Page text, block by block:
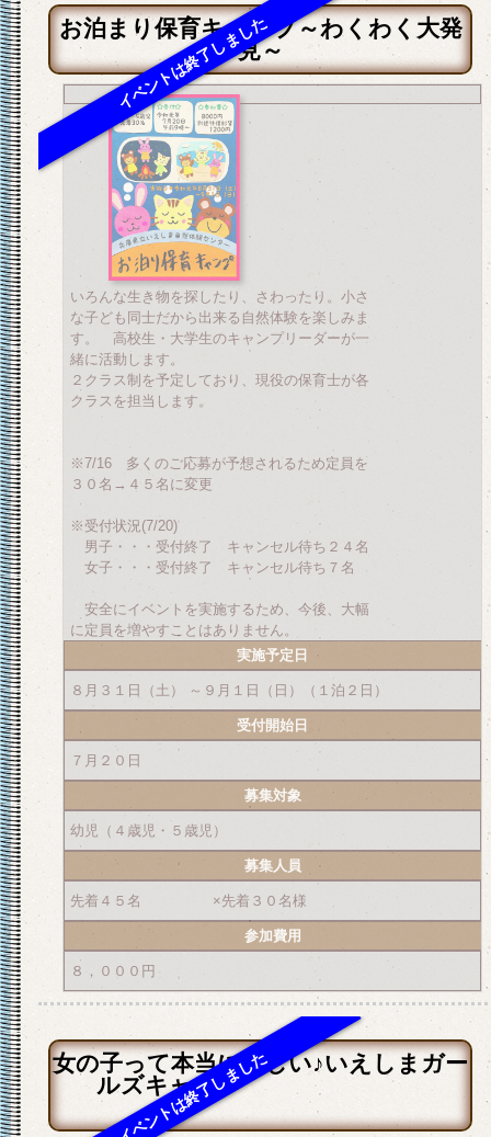
お泊まり保育キャンプ～わくわく大発
見～
いろんな生き物を探したり、さわったり。小さ
な子ども同士だから出来る自然体験を楽しみま
す。 高校生・大学生のキャンプリーダーが一
緒に活動します。
２クラス制を予定しており、現役の保育士が各
クラスを担当します。
※7/16 多くのご応募が予想されるため定員を
３０名→４５名に変更
※受付状況(7/20)
男子・・・受付終了 キャンセル待ち２４名
女子・・・受付終了 キャンセル待ち７名
安全にイベントを実施するため、今後、大幅
に定員を増やすことはありません。
実施予定日
８月３１日（土） ～９月１日（日）（１泊２日）
受付開始日
７月２０日
募集対象
幼児（４歳児・５歳児）
募集人員
先着４５名 ×先着３０名様
参加費用
８，０００円
女の子って本当に楽しい♪いえしまガー
ルズキャンプ